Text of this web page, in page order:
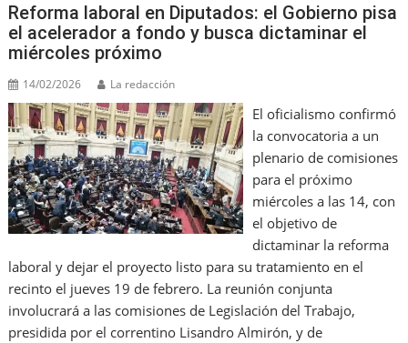
Reforma laboral en Diputados: el Gobierno pisa
el acelerador a fondo y busca dictaminar el
miércoles próximo
14/02/2026 La redacción
El oficialismo confirmó
la convocatoria a un
plenario de comisiones
para el próximo
miércoles a las 14, con
el objetivo de
dictaminar la reforma
laboral y dejar el proyecto listo para su tratamiento en el
recinto el jueves 19 de febrero. La reunión conjunta
involucrará a las comisiones de Legislación del Trabajo,
presidida por el correntino Lisandro Almirón, y de